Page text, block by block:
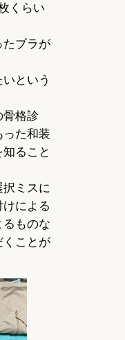
くらい
たブラが
という
骨格診
った和装
ること
択ミスに
による
るものな
くことが